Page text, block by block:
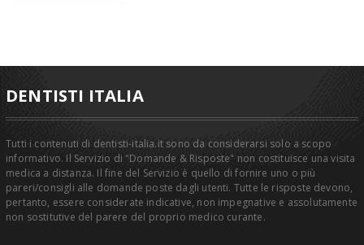
DENTISTI ITALIA
Tutti i contenuti di dentisti-italia.it sono da considerarsi solo a scopo
informativo. Il Servizio di "Domande & Risposte" non costituisce una visita
medica a distanza. Il fine del Servizio è quello di fornire uno o più
pareri/consigli alle domande poste dagli utenti. Tutte le risposte devono,
pertanto, essere considerate indicative, non impegnative e assolutamente
non sostitutive del parere del proprio medico curante.